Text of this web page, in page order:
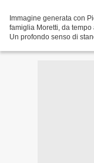
Immagine generata con
famiglia Moretti, da
Un profondo senso di